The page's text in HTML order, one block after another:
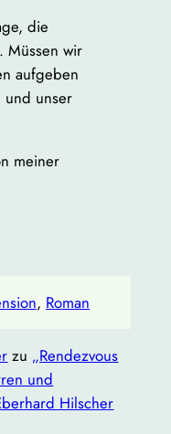
die
Müssen wir
aufgeben
und unser
meiner
, Roman
zu „Rendezvous
und
Hilscher